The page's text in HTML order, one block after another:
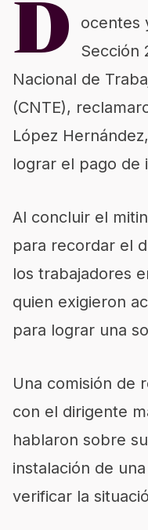
D
ocentes
Sección
Nacional de
(CNTE),
López
lograr el pago de
Al concluir el
para recordar el
los trabajadores
quien exigieron
para lograr una
Una comisión de
con el dirigente
hablaron sobre
instalación de
verificar la